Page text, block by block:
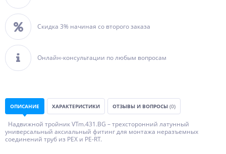
Скидка 3% начиная со второго заказа
Онлайн-консультации по любым вопросам
ОПИСАНИЕ ХАРАКТЕРИСТИКИ ОТЗЫВЫ И ВОПРОСЫ (0)
Надвижной тройник VTm.431.BG – трехсторонний латунный
универсальный аксиальный фитинг для монтажа неразъемных
соединений труб из PEX и PE-RT.